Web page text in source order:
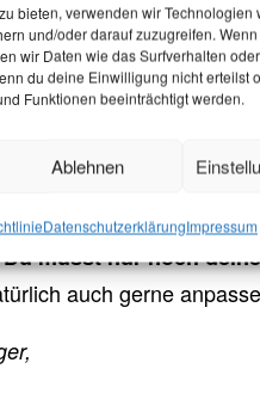
bieten, verwenden wir Technologien
und/oder darauf zuzugreifen.
wir Daten wie das Surfverhalten
du deine Einwilligung nicht erteilst
Funktionen beeinträchtigt werden.
Ablehnen
DatenschutzerklärungImpressum
.
leider nur auf einem
automatisch ausgefüllt. Der
Mailan
Bund, das NRW-
Du musst nur noch
auch gerne